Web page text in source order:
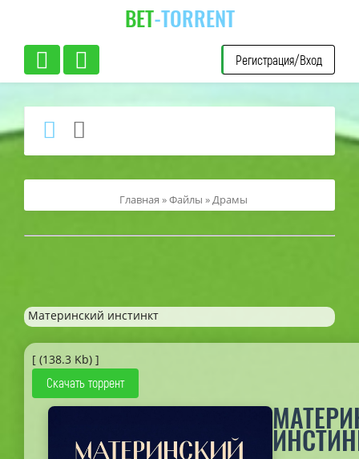
BET-TORRENT
Регистрация/Вход
Главная »Файлы »Драмы
Материнский инстинкт
[ (138.3 Kb) ]
Скачать торрент